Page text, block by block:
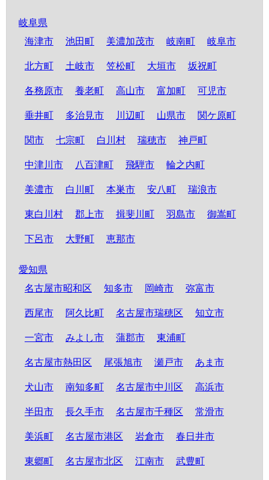
岐阜県
海津市
池田町 美濃加茂市 岐南町 岐阜市
北方町 土岐市 笠松町 大垣市 坂祝町
各務原市 養老町 高山市 富加町 可児市
垂井町 多治見市 川辺町 山県市 関ケ原町
関市 七宗町 白川村 瑞穂市 神戸町
中津川市 八百津町 飛騨市 輪之内町
美濃市 白川町 本巣市 安八町 瑞浪市
東白川村 郡上市 揖斐川町 羽島市 御嵩町
下呂市 大野町 恵那市
愛知県
名古屋市昭和区
知多市 岡崎市 弥富市
西尾市 阿久比町 名古屋市瑞穂区 知立市
一宮市 みよし市 蒲郡市 東浦町
名古屋市熱田区 尾張旭市 瀬戸市 あま市
犬山市 南知多町 名古屋市中川区 高浜市
半田市 長久手市 名古屋市千種区 常滑市
美浜町 名古屋市港区 岩倉市 春日井市
東郷町 名古屋市北区 江南市 武豊町